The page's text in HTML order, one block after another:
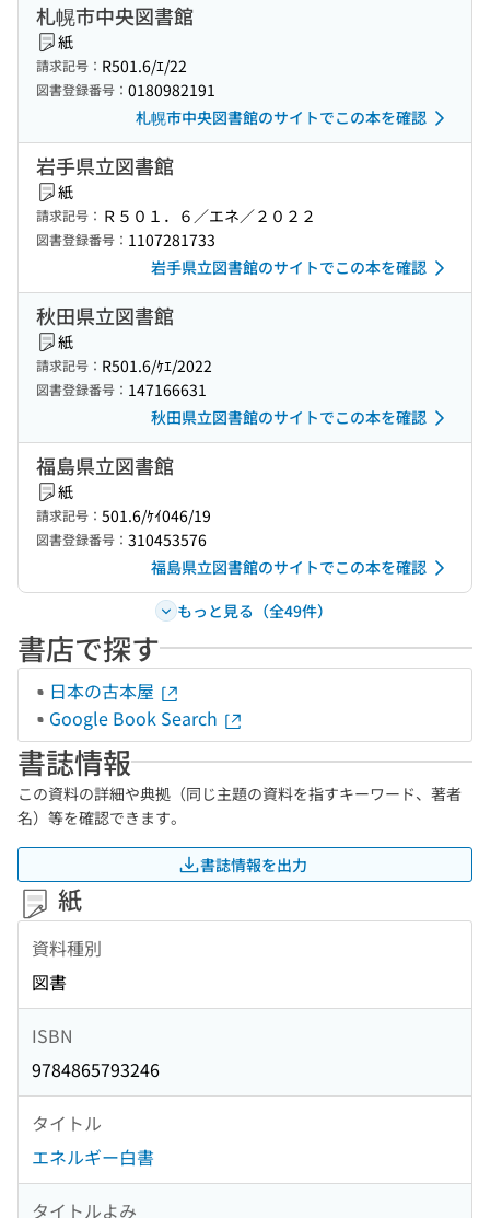
札幌市中央図書館
紙
請求記号： R501.6/ｴ/22
図書登録番号： 0180982191
札幌市中央図書館のサイトでこの本を確認
岩手県立図書館
紙
請求記号： Ｒ５０１．６／エネ／２０２２
図書登録番号： 1107281733
岩手県立図書館のサイトでこの本を確認
秋田県立図書館
紙
請求記号： R501.6/ｹｴ/2022
図書登録番号： 147166631
秋田県立図書館のサイトでこの本を確認
福島県立図書館
紙
請求記号： 501.6/ｹｲ046/19
図書登録番号： 310453576
福島県立図書館のサイトでこの本を確認
もっと見る（全49件）
書店で探す
日本の古本屋
Google Book Search
書誌情報
この資料の詳細や典拠（同じ主題の資料を指すキーワード、著者
名）等を確認できます。
書誌情報を出力
紙
資料種別
図書
ISBN
9784865793246
タイトル
エネルギー白書
タイトルよみ